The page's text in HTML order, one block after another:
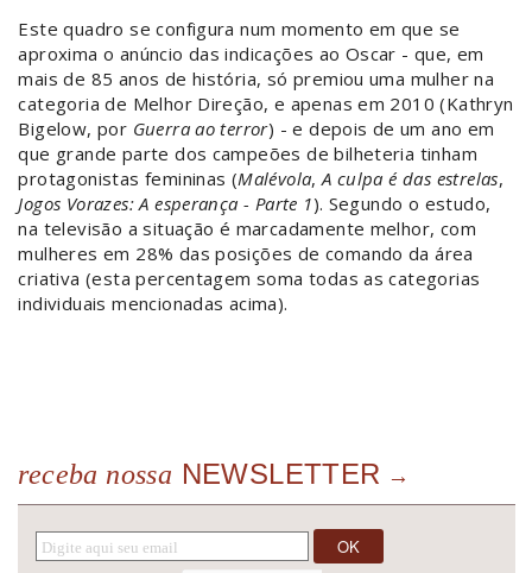
Este quadro se configura num momento em que se
aproxima o anúncio das indicações ao Oscar - que, em
mais de 85 anos de história, só premiou uma mulher na
categoria de Melhor Direção, e apenas em 2010 (Kathryn
Bigelow, por Guerra ao terror) - e depois de um ano em
que grande parte dos campeões de bilheteria tinham
protagonistas femininas (Malévola,A culpa é das estrelas,
Jogos Vorazes: A esperança - Parte 1). Segundo o estudo,
na televisão a situação é marcadamente melhor, com
mulheres em 28% das posições de comando da área
criativa (esta percentagem soma todas as categorias
individuais mencionadas acima).
receba nossa NEWSLETTER